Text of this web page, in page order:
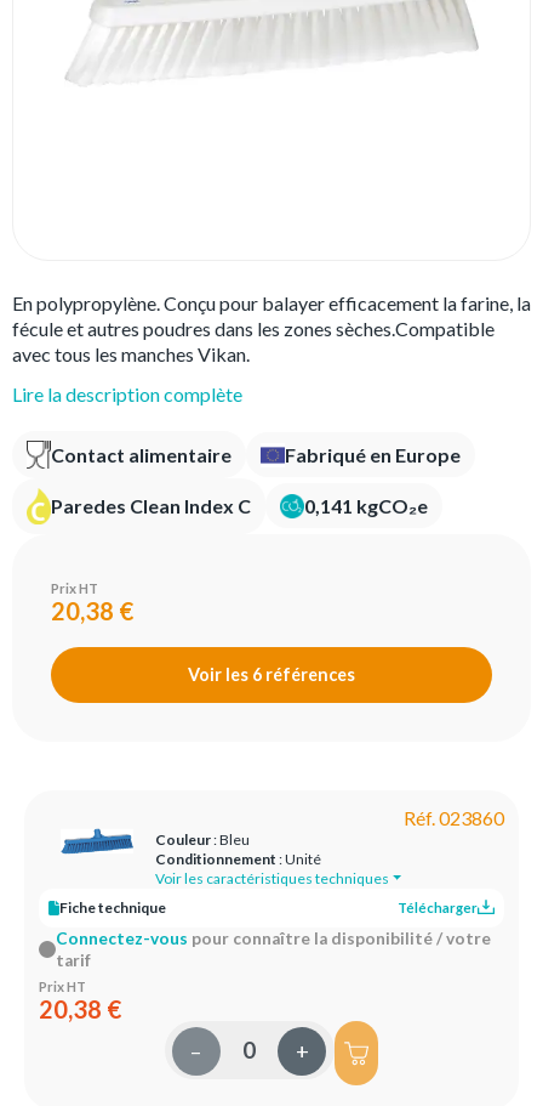
En polypropylène. Conçu pour balayer efficacement la farine, la
fécule et autres poudres dans les zones sèches.Compatible
avec tous les manches Vikan.
Lire la description complète
Contact alimentaire Fabriqué en Europe
Paredes Clean Index C 0,141 kgCO₂e
Prix HT
20,38 €
Voir les 6 références
Réf. 023860
Couleur: Bleu
Conditionnement : Unité
Voir les caractéristiques techniques
Fiche technique
Télécharger
Connectez-vous pour connaître la disponibilité / votre
tarif
Prix HT
20,38 €
– +